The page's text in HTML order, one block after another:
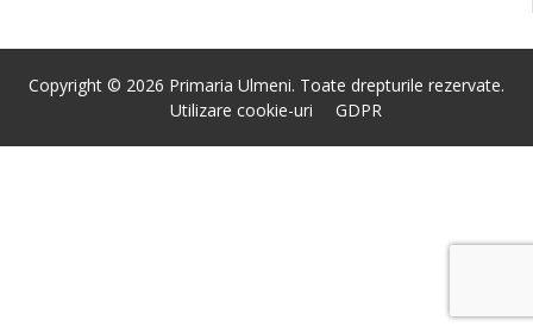
Copyright © 2026 Primaria Ulmeni. Toate drepturile rezervate.
Utilizare cookie-uri
GDPR